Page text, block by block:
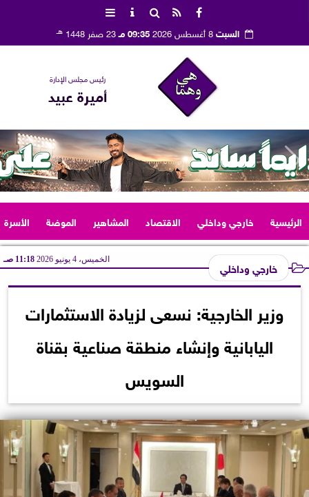
السبت8 أغسطس 2026 09:35 مـ 23 صفر 1448 هـ
رئيس مجلس الإدارة
أميرة عبيد
الرئيسية خارجي وداخلي الاقتصاد المشاهير الموضة الأسرة
خارجي وداخلي الخميس، 4 يونيو 2026 11:18 صـ
وزير الخارجية: نسعى لزيادة الاستثمارات
اليابانية وإنشاء منطقة صناعية بقناة
السويس